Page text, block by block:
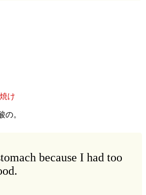
け
の。
because I had too